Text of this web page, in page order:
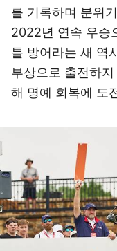
를 기록하며 분위
2022년 연속 우승
틀 방어라는 새 역
부상으로 출전하
해 명예 회복에 도